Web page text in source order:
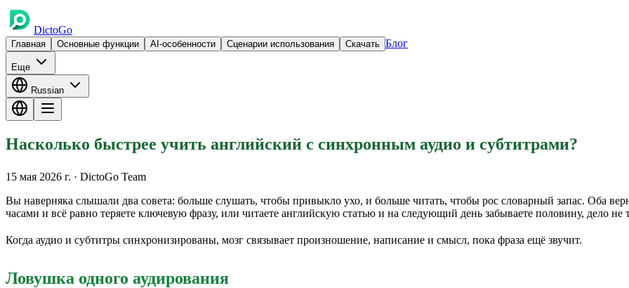
DictoGo
Главная Основные функции AI-особенности Сценарии использования Скачать Блог
Еще
Russian
Насколько быстрее учить английский с синхронным аудио и субтитрами?
15 мая 2026 г. · DictoGo Team
Вы наверняка слышали два совета: больше слушать, чтобы привыкло ухо, и больше читать, чтобы рос словарный запас. Оба
часами и всё равно теряете ключевую фразу, или читаете английскую статью и на следующий день забываете половину, дело
Когда аудио и субтитры синхронизированы, мозг связывает произношение, написание и смысл, пока фраза ещё звучит.
Ловушка одного аудирования